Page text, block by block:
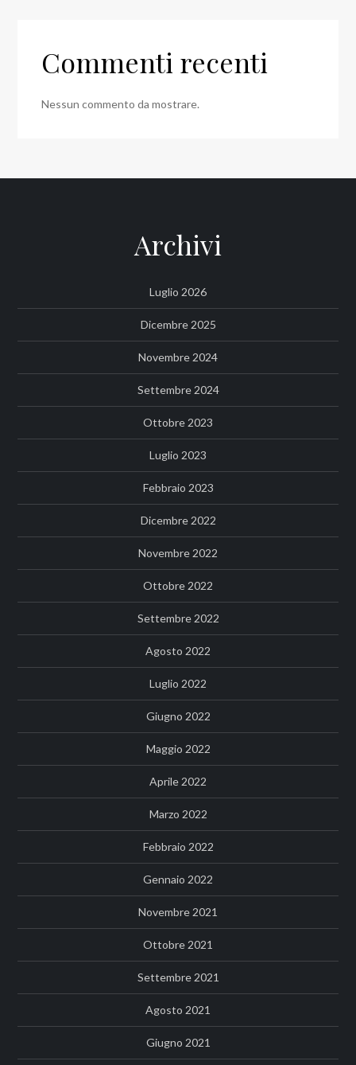
Commenti recenti
Nessun commento da mostrare.
Archivi
Luglio 2026
Dicembre 2025
Novembre 2024
Settembre 2024
Ottobre 2023
Luglio 2023
Febbraio 2023
Dicembre 2022
Novembre 2022
Ottobre 2022
Settembre 2022
Agosto 2022
Luglio 2022
Giugno 2022
Maggio 2022
Aprile 2022
Marzo 2022
Febbraio 2022
Gennaio 2022
Novembre 2021
Ottobre 2021
Settembre 2021
Agosto 2021
Giugno 2021